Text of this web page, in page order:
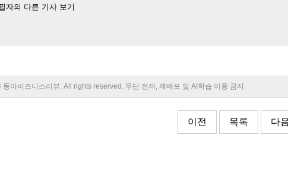
자의 다른 기사 보기
아비즈니스리뷰. All rights reserved. 무단 전재, 재배포 및 AI학습 이용 금지
이전 목록 다